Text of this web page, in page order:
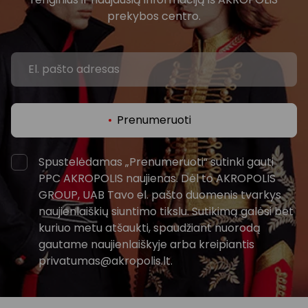
prekybos centro.
Prenumeruoti
Spustelėdamas „Prenumeruoti“ sutinki gauti
PPC AKROPOLIS naujienas. Dėl to AKROPOLIS
GROUP, UAB Tavo el. pašto duomenis tvarkys
naujienlaiškių siuntimo tikslu. Sutikimą galėsi bet
kuriuo metu atšaukti, spaudžiant nuorodą
gautame naujienlaiškyje arba kreipiantis
privatumas@akropolis.lt.